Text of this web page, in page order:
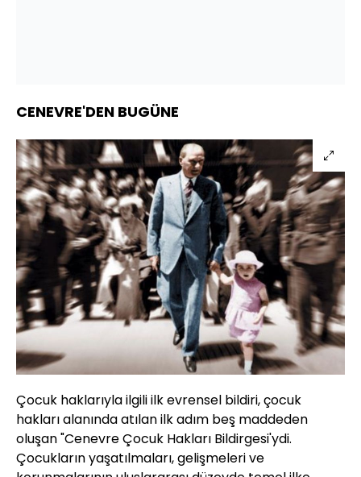
CENEVRE'DEN BUGÜNE
Çocuk haklarıyla ilgili ilk evrensel bildiri, çocuk
hakları alanında atılan ilk adım beş maddeden
oluşan "Cenevre Çocuk Hakları Bildirgesi'ydi.
Çocukların yaşatılmaları, gelişmeleri ve